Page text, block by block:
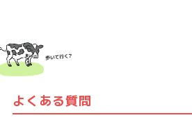
よくある質問